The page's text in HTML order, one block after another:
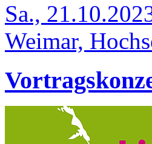
Sa.,
Weimar,